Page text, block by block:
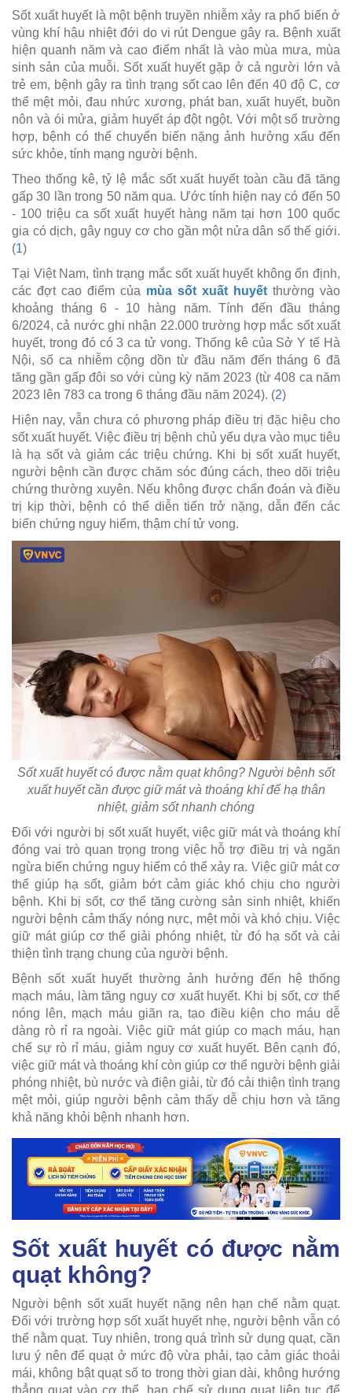
Sốt xuất huyết là một bệnh truyền nhiễm xảy ra phổ biến ở
vùng khí hậu nhiệt đới do vi rút Dengue gây ra. Bệnh xuất
hiện quanh năm và cao điểm nhất là vào mùa mưa, mùa
sinh sản của muỗi. Sốt xuất huyết gặp ở cả người lớn và
trẻ em, bệnh gây ra tình trạng sốt cao lên đến 40 độ C, cơ
thể mệt mỏi, đau nhức xương, phát ban, xuất huyết, buồn
nôn và ói mửa, giảm huyết áp đột ngột. Với một số trường
hợp, bệnh có thể chuyển biến nặng ảnh hưởng xấu đến
sức khỏe, tính mạng người bệnh.
Theo thống kê, tỷ lệ mắc sốt xuất huyết toàn cầu đã tăng
gấp 30 lần trong 50 năm qua. Ước tính hiện nay có đến 50
- 100 triệu ca sốt xuất huyết hàng năm tại hơn 100 quốc
gia có dịch, gây nguy cơ cho gần một nửa dân số thế giới.
(1)
Tại Việt Nam, tình trạng mắc sốt xuất huyết không ổn định,
các đợt cao điểm của mùa sốt xuất huyết thường vào
khoảng tháng 6 - 10 hàng năm. Tính đến đầu tháng
6/2024, cả nước ghi nhận 22.000 trường hợp mắc sốt xuất
huyết, trong đó có 3 ca tử vong. Thống kê của Sở Y tế Hà
Nội, số ca nhiễm cộng dồn từ đầu năm đến tháng 6 đã
tăng gần gấp đôi so với cùng kỳ năm 2023 (từ 408 ca năm
2023 lên 783 ca trong 6 tháng đầu năm 2024). (2)
Hiện nay, vẫn chưa có phương pháp điều trị đặc hiệu cho
sốt xuất huyết. Việc điều trị bệnh chủ yếu dựa vào mục tiêu
là hạ sốt và giảm các triệu chứng. Khi bị sốt xuất huyết,
người bệnh cần được chăm sóc đúng cách, theo dõi triệu
chứng thường xuyên. Nếu không được chẩn đoán và điều
trị kịp thời, bệnh có thể diễn tiến trở nặng, dẫn đến các
biến chứng nguy hiểm, thậm chí tử vong.
Sốt xuất huyết có được nằm quạt không? Người bệnh sốt
xuất huyết cần được giữ mát và thoáng khí để hạ thân
nhiệt, giảm sốt nhanh chóng
Đối với người bị sốt xuất huyết, việc giữ mát và thoáng khí
đóng vai trò quan trọng trong việc hỗ trợ điều trị và ngăn
ngừa biến chứng nguy hiểm có thể xảy ra. Việc giữ mát cơ
thể giúp hạ sốt, giảm bớt cảm giác khó chịu cho người
bệnh. Khi bị sốt, cơ thể tăng cường sản sinh nhiệt, khiến
người bệnh cảm thấy nóng nực, mệt mỏi và khó chịu. Việc
giữ mát giúp cơ thể giải phóng nhiệt, từ đó hạ sốt và cải
thiện tình trạng chung của người bệnh.
Bệnh sốt xuất huyết thường ảnh hưởng đến hệ thống
mạch máu, làm tăng nguy cơ xuất huyết. Khi bị sốt, cơ thể
nóng lên, mạch máu giãn ra, tạo điều kiện cho máu dễ
dàng rò rỉ ra ngoài. Việc giữ mát giúp co mạch máu, hạn
chế sự rò rỉ máu, giảm nguy cơ xuất huyết. Bên cạnh đó,
việc giữ mát và thoáng khí còn giúp cơ thể người bệnh giải
phóng nhiệt, bù nước và điện giải, từ đó cải thiện tình trạng
mệt mỏi, giúp người bệnh cảm thấy dễ chịu hơn và tăng
khả năng khỏi bệnh nhanh hơn.
Sốt xuất huyết có được nằm
quạt không?
Người bệnh sốt xuất huyết nặng nên hạn chế nằm quạt.
Đối với trường hợp sốt xuất huyết nhẹ, người bệnh vẫn có
thể nằm quạt. Tuy nhiên, trong quá trình sử dụng quạt, cần
lưu ý nên để quạt ở mức độ vừa phải, tạo cảm giác thoải
mái, không bật quạt số to trong thời gian dài, không hướng
thẳng quạt vào cơ thể, hạn chế sử dụng quạt liên tục để